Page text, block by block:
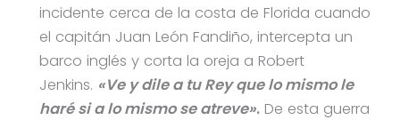
incidente cerca de la costa de Florida cuando
el capitán Juan León Fandiño, intercepta un
barco inglés y corta la oreja a Robert
Jenkins. «Ve y dile a tu Rey que lo mismo le
haré si a lo mismo se atreve».De esta guerra